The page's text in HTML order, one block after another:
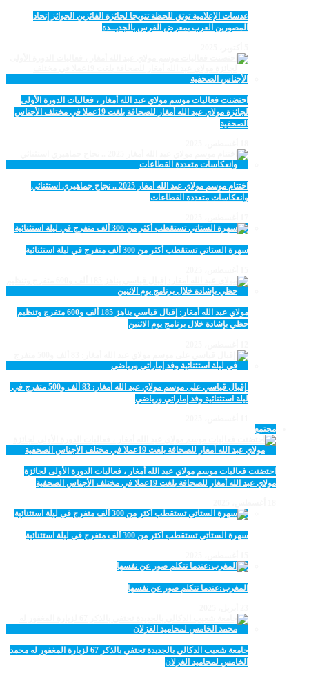
عدسات الإعلامية توتق للحظة تتويجا لجائزة الفائزين الجوائز إتحاد
المصورين العرب بمعرض الفرس بالجديــدة
احتضنت فعاليات موسم مولاي عبد الله أمغار ، فعاليات الدورة الأولى
لجائزة مولاي عبد الله أمغار للصحافة بلغت 19عملا في مختلف الأجناس
الصحفية
اختتام موسم مولاي عبد الله أمغار 2025 .. نجاح جماهيري استثنائي
وانعكاسات متعددة القطاعات
سهرة الستاتي تستقطب أكثر من 300 ألف متفرج في ليلة استثنائية
مولاي عبد الله أمغار: إقبال قياسي يناهز 185 ألف و600 متفرج وتنظيم
حظي بإشادة خلال برنامج يوم الاثنين
ليلة استثنائية وفد إماراتي ورياضي
مجتمع
احتضنت فعاليات موسم مولاي عبد الله أمغار ، فعاليات الدورة الأولى لجائزة
مولاي عبد الله أمغار للصحافة بلغت 19عملا في مختلف الأجناس الصحفية
سهرة الستاتي تستقطب أكثر من 300 ألف متفرج في ليلة استثنائية
المغرب:عندما تتكلم صور عن نفسها
جامعة شعيب الدكالي بالجديدة تحتفي بالذكر 67 لزيارة المغفور له محمد
الخامس لمحاميد الغزلان